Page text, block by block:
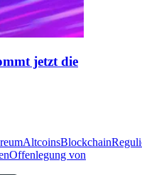
jetzt die
AltcoinsBlockchain
Offenlegung von